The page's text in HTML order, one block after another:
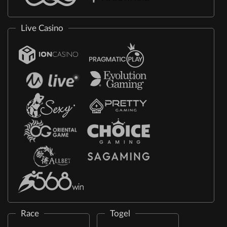
Live Casino
Race Togel